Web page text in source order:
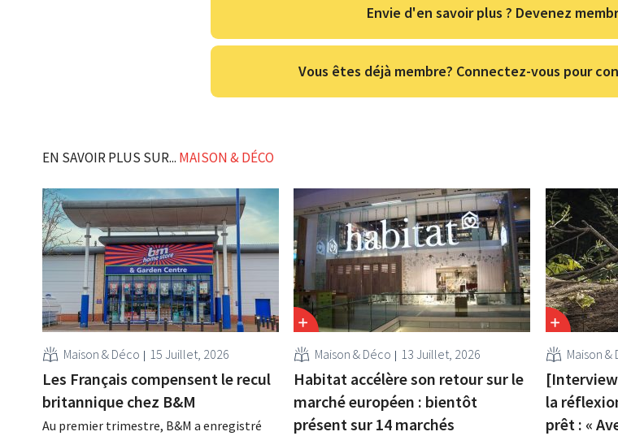
Envie d'en savoir plus ? Devenez
Vous êtes déjà membre? Connectez-vous pour
EN SAVOIR PLUS SUR... MAISON & DÉCO
Maison & Déco 15 Juillet, 2026
Les Français compensent le recul
britannique chez B&M
Au premier trimestre, B&M a enregistré
Maison & Déco 13 Juillet, 2026
Habitat accélère son retour sur le
marché européen : bientôt
présent sur 14 marchés
Maison &
la
prêt : «